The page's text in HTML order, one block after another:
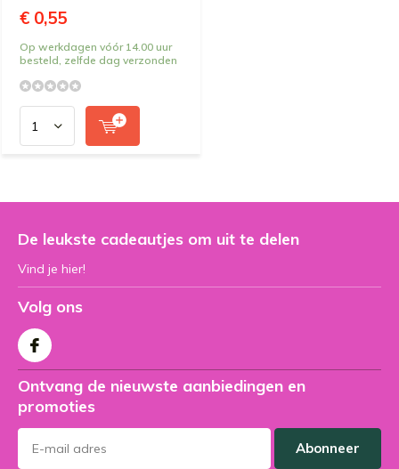
€ 0,55
Op werkdagen vóór 14.00 uur
besteld, zelfde dag verzonden
De leukste cadeautjes om uit te delen
Vind je hier!
Volg ons
Ontvang de nieuwste aanbiedingen en
promoties
Abonneer